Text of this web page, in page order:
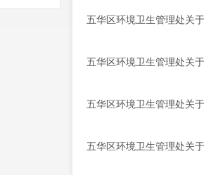
五华区环境卫生管理处关
五华区环境卫生管理处关
五华区环境卫生管理处关
五华区环境卫生管理处关